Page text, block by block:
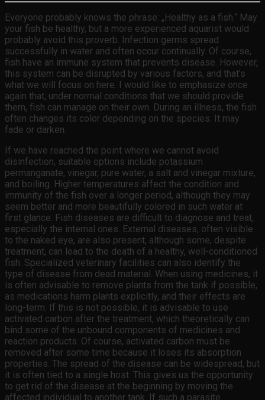
Everyone probably knows the phrase: „Healthy as a fish.“ May
your fish be healthy, but a more experienced aquarist would
probably avoid this proverb. Infection germs spread
successfully in water and often occur continually. Of course,
fish have an immune system that prevents disease. However,
this system can be disrupted by various factors, and that’s
what we will focus on here. I would like to emphasize once
again that, under normal conditions that we should provide
them, fish can manage on their own. During an illness, the fish
often changes its color depending on the species. It may
fade or darken.
If we have reached the point where we cannot avoid
disinfection, suitable options include potassium
permanganate, vinegar, pure water, a salt and vinegar mixture,
and boiling. Higher temperatures affect the condition and
immunity of the fish over a longer period, although they may
seem better and more beautifully colored in such water at
first glance. Fish diseases are difficult to diagnose and treat,
especially the internal ones. External diseases, often visible
to the naked eye, are also present, although some, despite
treatment, can lead to the death of a healthy, well-conditioned
fish. Specialized veterinary facilities can also identify the
type of disease from dead material. When using medicines, it
is often advisable to remove plants from the tank if possible,
as medications harm plants explicitly, and their effects are
long-term. If this is not possible, it is advisable to use
activated carbon after the treatment, which theoretically can
bind some of the unbound components of medicines and
reaction products. Of course, activated carbon must be
removed after some time because it loses its absorption
properties. The spread of the disease can be widespread, but
it is often tied to a single host. This gives us the opportunity
to get rid of the disease at the beginning by moving the
affected individual to another tank. If such a parasite